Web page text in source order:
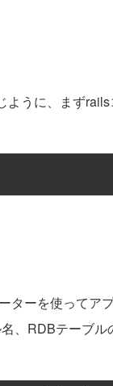
うに、まずrails
ターを使ってア
、RDBテーブル